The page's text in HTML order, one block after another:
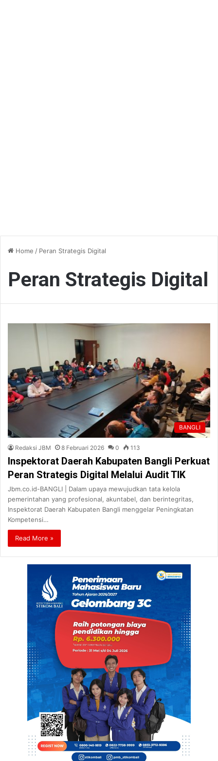
Home / Peran Strategis Digital
Peran Strategis Digital
BANGLI
Redaksi JBM 8 Februari 2026 0 113
Inspektorat Daerah Kabupaten Bangli Perkuat
Peran Strategis Digital Melalui Audit TIK
Jbm.co.id-BANGLI | Dalam upaya mewujudkan tata kelola
pemerintahan yang profesional, akuntabel, dan berintegritas,
Inspektorat Daerah Kabupaten Bangli menggelar Peningkatan
Kompetensi…
Read More »